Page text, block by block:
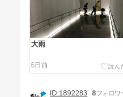
大雨
6日前
1892283 8